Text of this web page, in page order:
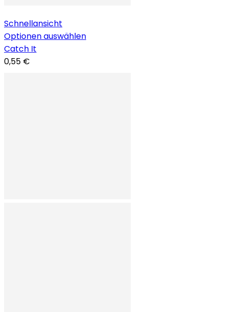
Schnellansicht
Optionen auswählen
Catch It
0,55 €